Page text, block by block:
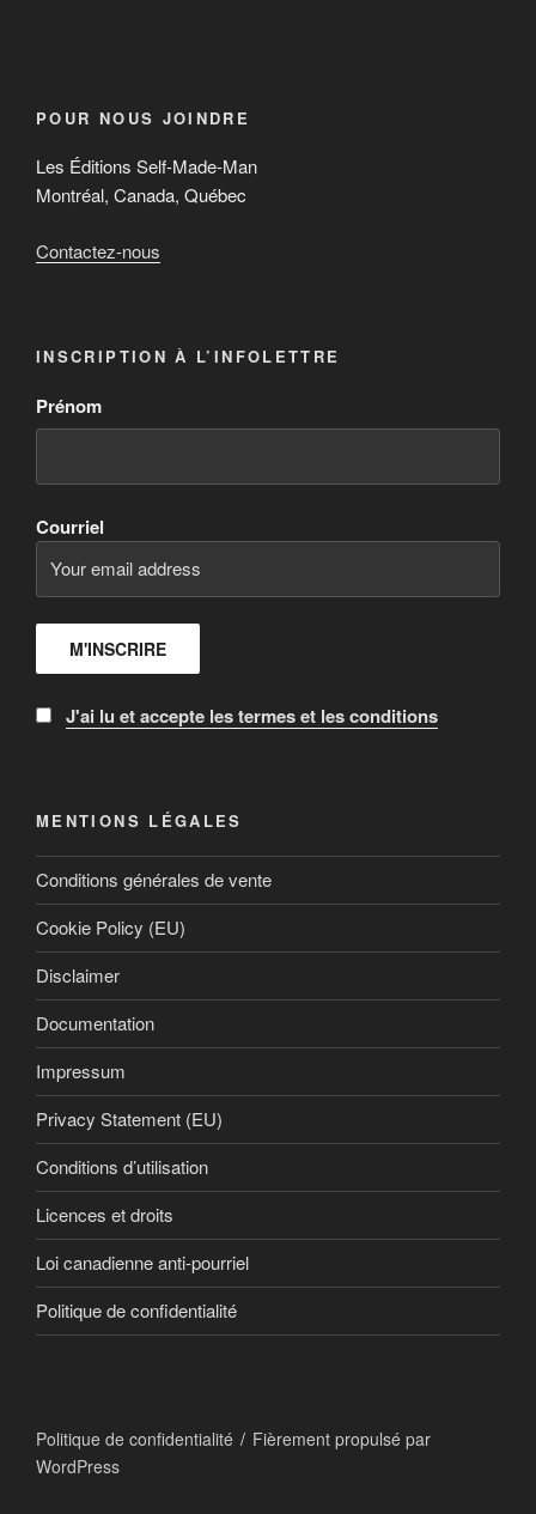
POUR NOUS JOINDRE
Les Éditions Self-Made-Man
Montréal, Canada, Québec
Contactez-nous
INSCRIPTION À L’INFOLETTRE
Prénom
Courriel
J'ai lu et accepte les termes et les conditions
MENTIONS LÉGALES
Conditions générales de vente
Cookie Policy (EU)
Disclaimer
Documentation
Impressum
Privacy Statement (EU)
Conditions d’utilisation
Licences et droits
Loi canadienne anti-pourriel
Politique de confidentialité
Politique de confidentialité
Fièrement propulsé par
WordPress